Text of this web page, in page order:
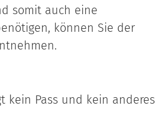
somit auch eine
können Sie der
kein Pass und kein anderes